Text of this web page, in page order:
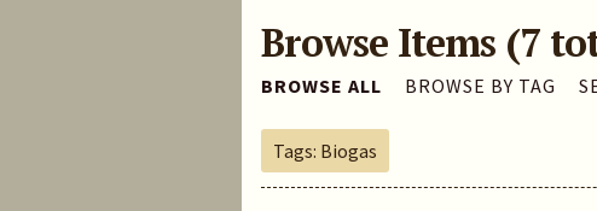
Browse Items (7
BROWSE ALL BROWSE BY TAG
Tags: Biogas